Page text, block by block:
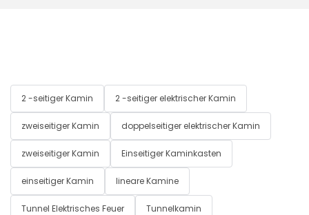
2 -seitiger Kamin 2 -seitiger elektrischer Kamin
zweiseitiger Kamin doppelseitiger elektrischer Kamin
zweiseitiger Kamin Einseitiger Kaminkasten
einseitiger Kamin lineare Kamine
Tunnel Elektrisches Feuer Tunnelkamin